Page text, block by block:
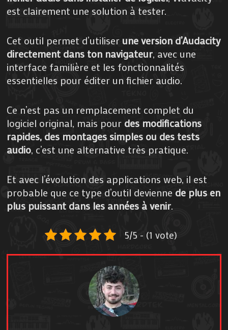
est clairement une solution à tester.
Cet outil permet d’utiliser une version d’Audacity
directement dans ton navigateur, avec une
interface familière et les fonctionnalités
essentielles pour éditer un fichier audio.
Ce n’est pas un remplacement complet du
logiciel original, mais pour des modifications
rapides, des montages simples ou des tests
audio, c’est une alternative très pratique.
Et avec l’évolution des applications web, il est
probable que ce type d’outil devienne de plus en
plus puissant dans les années à venir.
5/5 - (1 vote)